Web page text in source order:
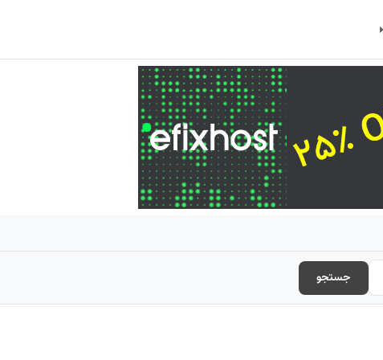
جستجو